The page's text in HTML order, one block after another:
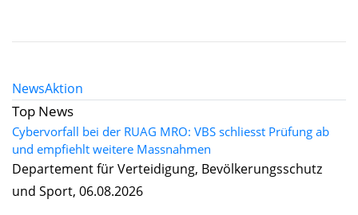
NewsAktion
Top News
Cybervorfall bei der RUAG MRO: VBS schliesst Prüfung ab
und empfiehlt weitere Massnahmen
Departement für Verteidigung, Bevölkerungsschutz
und Sport, 06.08.2026